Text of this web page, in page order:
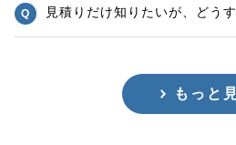
見積りだけ知りたいが、どう
もっと